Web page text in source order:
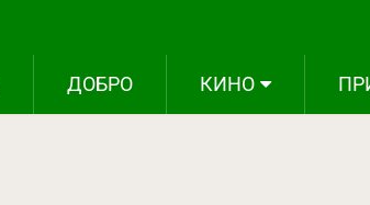
ДОБРО КИНО